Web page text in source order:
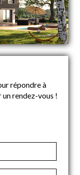
répondre à
rendez-vous !